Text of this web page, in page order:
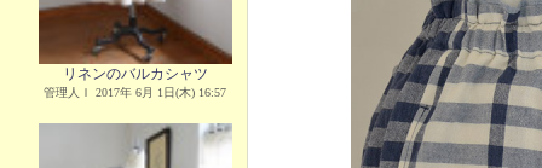
リネンのバルカシャツ
管理人Ｉ 2017年 6月 1日(木) 16:57